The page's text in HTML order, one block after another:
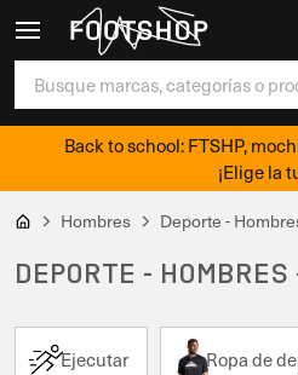
Back to school: FTSHP,
¡Elige la
Hombres Deporte -
DEPORTE -
Ejecutar Ropa de